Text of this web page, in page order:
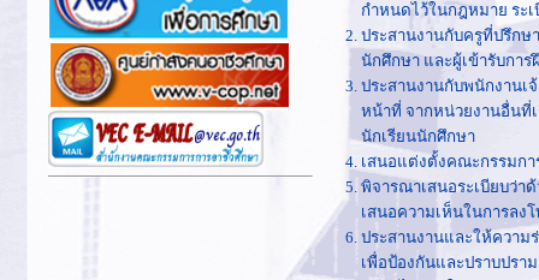
กำหนดไว้ในกฎหมาย ระ
ประสานงานกับครูที่ปรึก
นักศึกษา และผู้เข้ารับกา
ประสานงานกับพนักงานเ
หน้าที่ จากหน่วยงานอื่นที่
นักเรียนนักศึกษา
เสนอแต่งตั้งคณะกรรมก
พิจารณาเสนอระเบียบว่
เสนอความเห็นในการลง
ประสานงานและให้ความ
เพื่อป้องกันและปราบปรา